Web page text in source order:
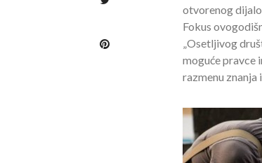
otvorenog
Fokus
„Osetljivog
moguće pravce
razmenu znanja